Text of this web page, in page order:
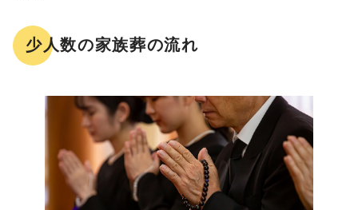
少人数の家族葬の流れ